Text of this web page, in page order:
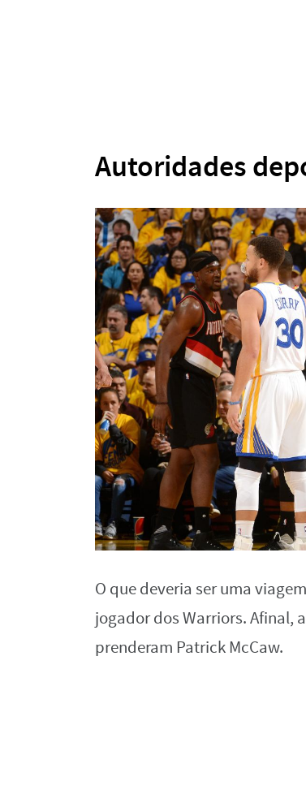
Autoridades
O que deveria ser uma
jogador dos Warriors. Afinal,
prenderam Patrick McCaw.